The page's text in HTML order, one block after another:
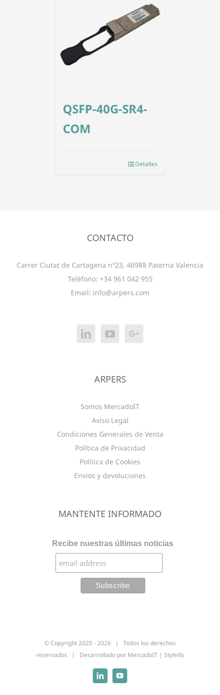
QSFP-40G-SR4-
COM
Detalles
CONTACTO
Carrer Ciutat de Cartagena nº23, 46988 Paterna Valencia
Teléfono: +34 961 042 955
Email: info@arpers.com
ARPERS
Somos MercadoIT
Aviso Legal
Condiciones Generales de Venta
Política de Privacidad
Política de Cookies
Envios y devoluciones
MANTENTE INFORMADO
Recibe nuestras últimas noticias
© Copyright 2020 -2026 | Todos los derechos
reservados | Desarrollado por MercadoIT | Stylelib
LinkedinYouTube